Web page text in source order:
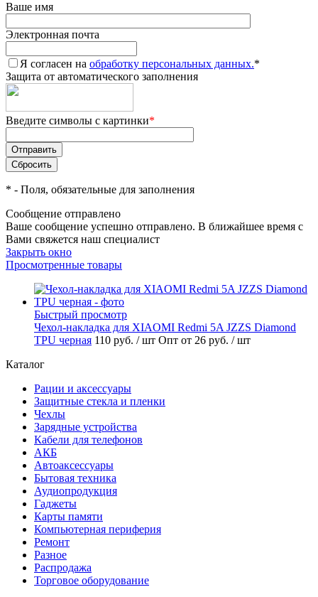
Ваше имя
Электронная почта
Я согласен на обработку персональных данных.*
Защита от автоматического заполнения
Введите символы с картинки*
* - Поля, обязательные для заполнения
Сообщение отправлено
Ваше сообщение успешно отправлено. В ближайшее время с
Вами свяжется наш специалист
Закрыть окно
Просмотренные товары
Быстрый просмотр
Чехол-накладка для XIAOMI Redmi 5A JZZS Diamond
TPU черная 110 руб. / шт Опт от 26 руб. / шт
Каталог
Рации и аксессуары
Защитные стекла и пленки
Чехлы
Зарядные устройства
Кабели для телефонов
АКБ
Автоаксессуары
Бытовая техника
Аудиопродукция
Гаджеты
Карты памяти
Компьютерная периферия
Ремонт
Разное
Распродажа
Торговое оборудование